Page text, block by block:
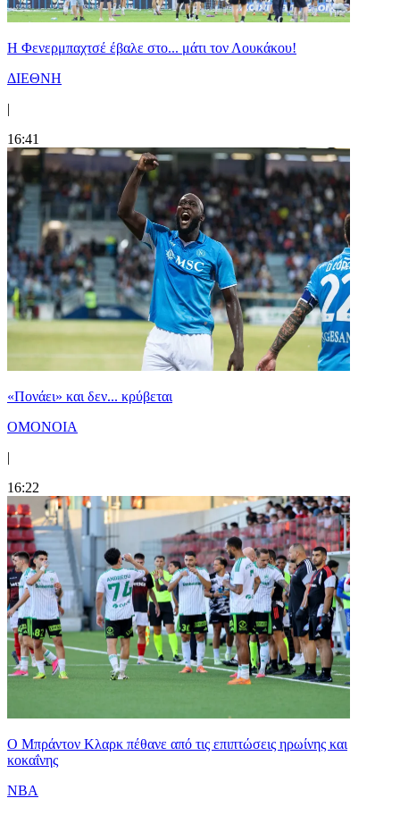
Η Φενερμπαχτσέ έβαλε στο... μάτι τον Λουκάκου!
ΔΙΕΘΝΗ
|
16:41
«Πονάει» και δεν... κρύβεται
ΟΜΟΝΟΙΑ
|
16:22
Ο Μπράντον Κλαρκ πέθανε από τις επιπτώσεις ηρωίνης και
κοκαΐνης
NBA